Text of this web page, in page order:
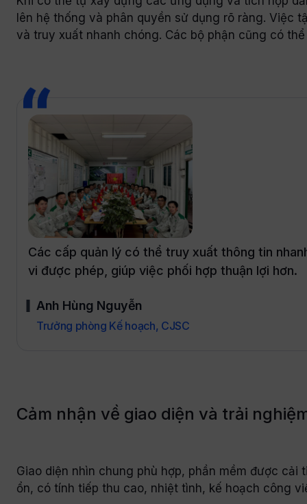
lên hệ thống và phân quyền sử dụng rõ ràng. Việc
và truy xuất nhanh chóng. Các bộ phận cũng có
Các cấp quản lý có thể truy xuất thông tin
vi được phép, giúp việc phối hợp thuận lợi hơn.
Anh Hùng Nguyễn
Trưởng phòng Kế hoạch, CJSC
Cảm nhận về giao diện và trải
Giao diện nhìn chung phù hợp, phần mềm được
ổn, có tính tiếp thu cao, nhiệt tình, kế hoạch công